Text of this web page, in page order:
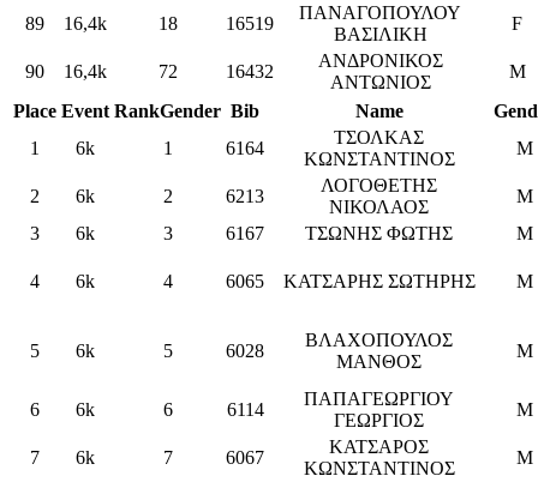
89 16,4k 18 16519
ΠΑΝΑΓΟΠΟΥΛΟΥ
ΒΑΣΙΛΙΚΗ
F
90 16,4k 72 16432
ΑΝΔΡΟΝΙΚΟΣ
ΑΝΤΩΝΙΟΣ
M
Place Event RankGender Bib Name
1
6k 1 6164
ΤΣΟΛΚΑΣ
ΚΩΝΣΤΑΝΤΙΝΟΣ
M
2 6k 2 6213
ΛΟΓΟΘΕΤΗΣ
ΝΙΚΟΛΑΟΣ
M
3
6k 3 6167 ΤΣΩΝΗΣ ΦΩΤΗΣ M
4 6k 4 6065 ΚΑΤΣΑΡΗΣ ΣΩΤΗΡΗΣ M
5 6k 5 6028
ΒΛΑΧΟΠΟΥΛΟΣ
ΜΑΝΘΟΣ
M
6 6k 6 6114
ΠΑΠΑΓΕΩΡΓΙΟΥ
ΓΕΩΡΓΙΟΣ
M
7 6k 7 6067
ΚΑΤΣΑΡΟΣ
ΚΩΝΣΤΑΝΤΙΝΟΣ
M